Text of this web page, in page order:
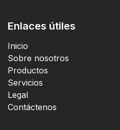
Enlaces útiles
Inicio
Sobre nosotros
Productos
Servicios
Legal
Contáctenos